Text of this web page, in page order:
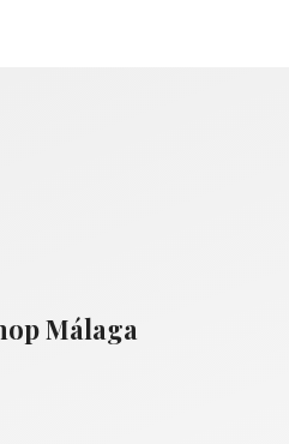
Málaga